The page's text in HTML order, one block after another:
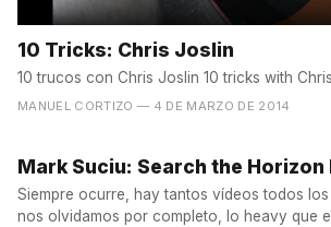
10 Tricks: Chris Joslin
10 trucos con Chris Joslin 10 tricks
MANUEL CORTIZO — 4 DE MARZO DE 2014
Mark Suciu: Search the Horizon
Siempre ocurre, hay tantos vídeos todos
nos olvidamos por completo, lo heavy que